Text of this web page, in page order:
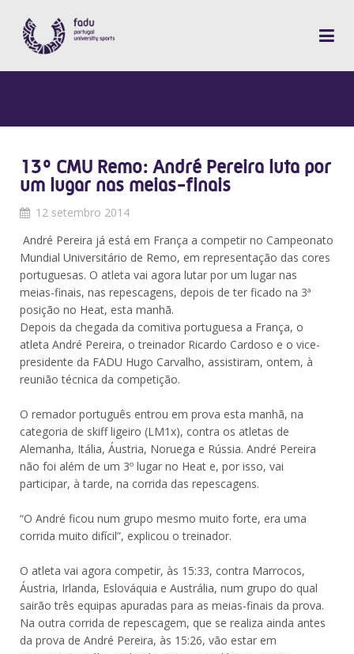
13º CMU Remo: André Pereira luta por
um lugar nas meias-finais
12 setembro 2014
André Pereira já está em França a competir no Campeonato
Mundial Universitário de Remo, em representação das cores
portuguesas. O atleta vai agora lutar por um lugar nas
meias-finais, nas repescagens, depois de ter ficado na 3ª
posição no Heat, esta manhã.
Depois da chegada da comitiva portuguesa a França, o
atleta André Pereira, o treinador Ricardo Cardoso e o vice-
presidente da FADU Hugo Carvalho, assistiram, ontem, à
reunião técnica da competição.
O remador português entrou em prova esta manhã, na
categoria de skiff ligeiro (LM1x), contra os atletas de
Alemanha, Itália, Áustria, Noruega e Rússia. André Pereira
não foi além de um 3º lugar no Heat e, por isso, vai
participar, à tarde, na corrida das repescagens.
“O André ficou num grupo mesmo muito forte, era uma
corrida muito difícil”, explicou o treinador.
O atleta vai agora competir, às 15:33, contra Marrocos,
Áustria, Irlanda, Eslováquia e Austrália, num grupo do qual
sairão três equipas apuradas para as meias-finais da prova.
Na outra corrida de repescagem, que se realiza ainda antes
da prova de André Pereira, às 15:26, vão estar em